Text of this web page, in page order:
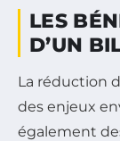
LES
D’UN
La réduction
des enjeux
également